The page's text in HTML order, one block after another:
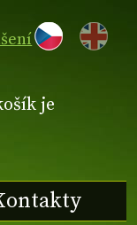
EN
je